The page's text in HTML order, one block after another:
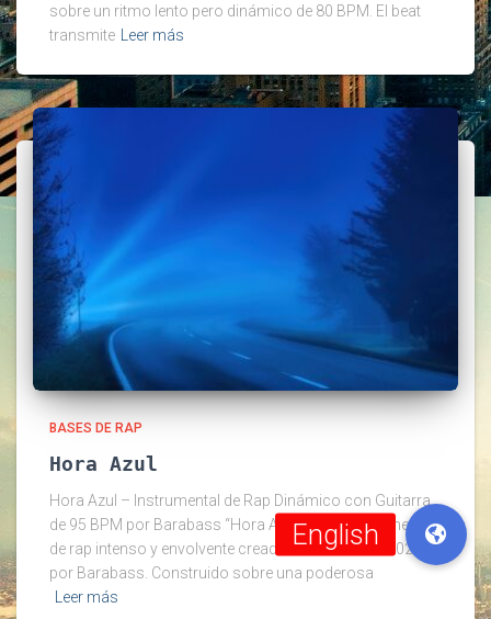
sobre un ritmo lento pero dinámico de 80 BPM. El beat
transmite
Leer más
BASES DE RAP
Hora Azul
Hora Azul – Instrumental de Rap Dinámico con Guitarra
de 95 BPM por Barabass “Hora Azul” es un instrumental
de rap intenso y envolvente creado en octubre de 2025
por Barabass. Construido sobre una poderosa
Leer más